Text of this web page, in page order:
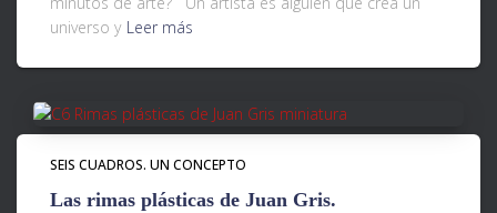
universo y Leer más
SEIS CUADROS. UN CONCEPTO
Las rimas plásticas de Juan Gris.